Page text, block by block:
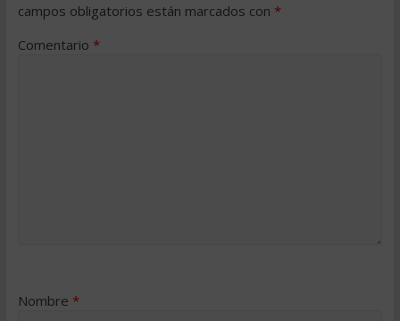
campos obligatorios están marcados con *
Comentario *
Nombre *